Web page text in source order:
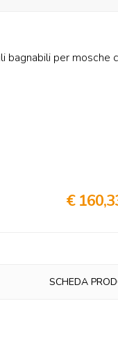
bagnabili per
€
SCHEDA